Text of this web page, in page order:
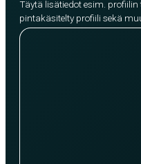
Täytä lisätiedot esim.
pintakäsitelty profiili sekä